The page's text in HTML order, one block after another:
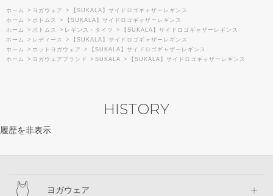
ホーム > ヨガウェア >
【SUKALA】サイドロゴギャザーレギンス
ホーム
> ボトムス >
【SUKALA】サイドロゴギャザーレギンス
ホーム
> ボトムス > レギンス・タイツ >
【SUKALA】サイドロゴギャザーレギンス
ホーム
> レディース >
【SUKALA】サイドロゴギャザーレギンス
ホーム
> ホットヨガウェア >
【SUKALA】サイドロゴギャザーレギンス
ホーム
> ヨガウェアブランド > SUKALA > 【SUKALA】サイドロゴギャザーレギンス
HISTORY
履歴を非表示
ヨガウェア